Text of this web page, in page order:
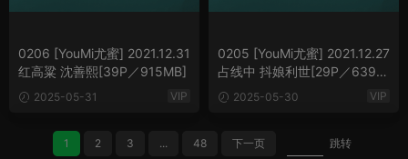
0206 [YouMi尤蜜] 2021.12.31
红高粱 沈善熙[39P／915MB]
2025-05-31 VIP
0205 [YouMi尤蜜] 2021.12.27
占线中 抖娘利世[29P／639M
B] 2025-05-30 VIP
1 2 3 ... 48 下一页 跳转